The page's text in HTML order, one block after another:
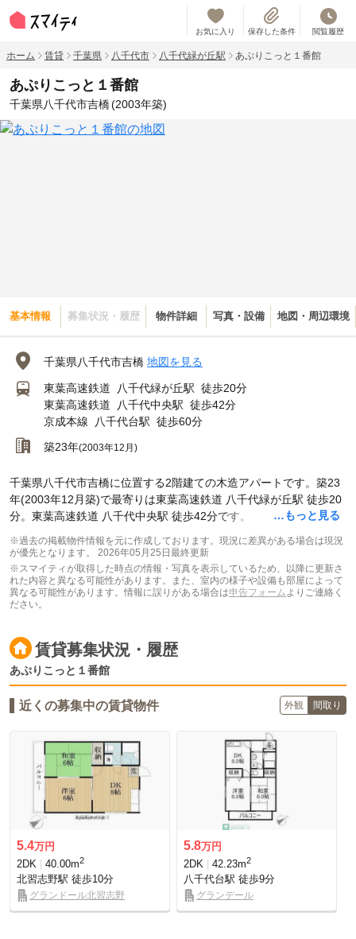
お気に入り 保存した条件 閲覧履歴
ホーム 賃貸 千葉県 八千代市 八千代緑が丘駅 あぷりこっと１番館
あぷりこっと１番館
千葉県八千代市吉橋(2003年築)
基本情報 募集状況・履歴 物件詳細 写真・設備 地図・周辺環境
千葉県八千代市吉橋 地図を見る
東葉高速鉄道 八千代緑が丘駅 徒歩20分
東葉高速鉄道
八千代中央駅 徒歩42分
京成本線
八千代台駅 徒歩60分
築23年(2003年12月)
…もっと見る
千葉県八千代市吉橋に位置する2階建ての木造アパートです。築23
年(2003年12月築)で最寄りは東葉高速鉄道 八千代緑が丘駅 徒歩20
分。東葉高速鉄道 八千代中央駅 徒歩42分です。
※過去の掲載物件情報を元に作成しております。現況に差異がある場合は現況
が優先となります。 2026年05月25日最終更新
※スマイティが取得した時点の情報・写真を表示しているため、以降に更新さ
れた内容と異なる可能性があります。また、室内の様子や設備も部屋によって
異なる可能性があります。情報に誤りがある場合は申告フォームよりご連絡く
ださい。
賃貸募集状況・履歴
あぷりこっと１番館
近くの募集中の賃貸物件 外観 間取り
5.4万円
2DK
40.00m2
北習志野駅 徒歩10分
グランドール北習志野
5.8万円
2DK
42.23m2
八千代台駅 徒歩9分
グランデール